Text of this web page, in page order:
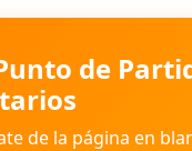
de
de la página en